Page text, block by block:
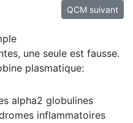
QCM suivant
une seule est fausse.
plasmatique:
alpha2 globulines
inflammatoires